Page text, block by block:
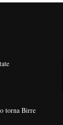
torna Birre